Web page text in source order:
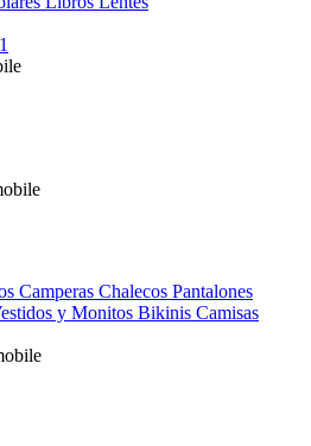
Camperas Chalecos Pantalones
y Monitos Bikinis Camisas